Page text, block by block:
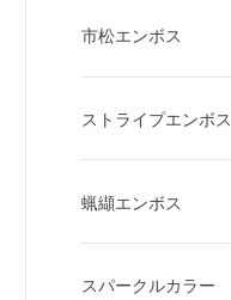
市松エンボス
ストライプエンボス
蝋纈エンボス
スパークルカラー